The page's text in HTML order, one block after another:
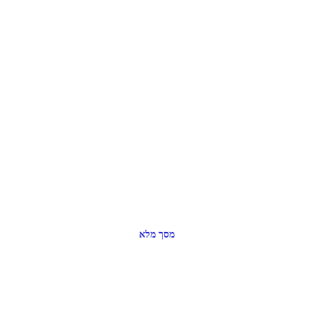
מסך מלא